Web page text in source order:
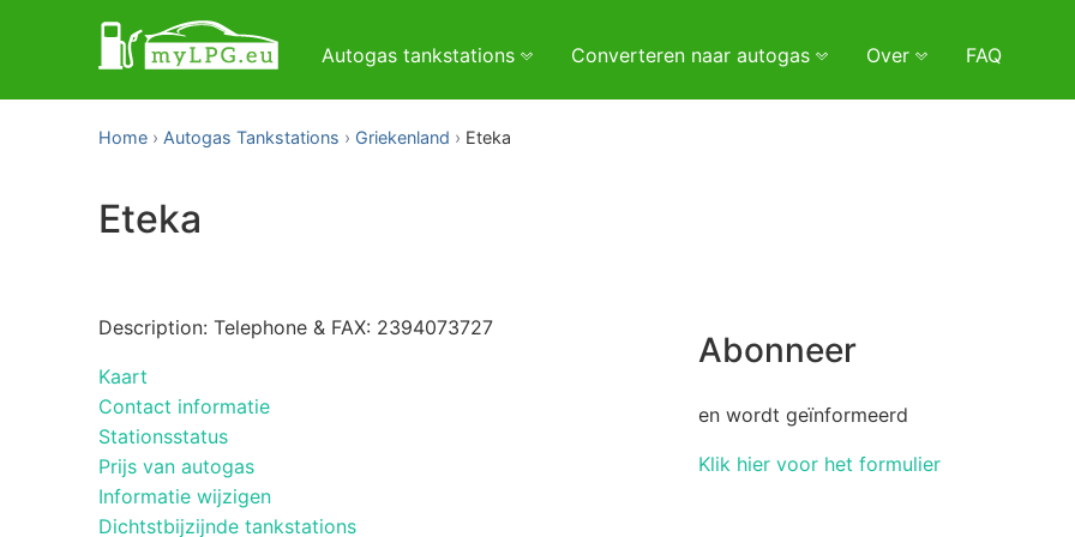
Autogas tankstations Converteren naar autogas Over FAQ
Home Autogas Tankstations Griekenland Eteka
Eteka
Description: Telephone & FAX: 2394073727
Kaart
Contact informatie
Stationsstatus
Prijs van autogas
Informatie wijzigen
Dichtstbijzijnde tankstations
Abonneer
en wordt geïnformeerd
Klik hier voor het formulier